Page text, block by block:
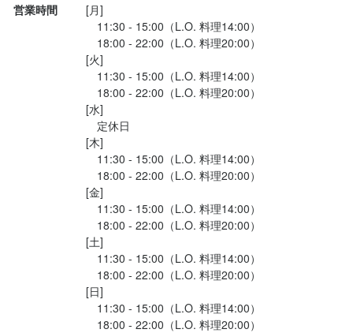
営業時間
[月]
11:30 - 15:00（L.O. 料理14:00）
18:00 - 22:00（L.O. 料理20:00）
[火]
11:30 - 15:00（L.O. 料理14:00）
18:00 - 22:00（L.O. 料理20:00）
[水]
定休日
[木]
11:30 - 15:00（L.O. 料理14:00）
18:00 - 22:00（L.O. 料理20:00）
[金]
11:30 - 15:00（L.O. 料理14:00）
18:00 - 22:00（L.O. 料理20:00）
[土]
11:30 - 15:00（L.O. 料理14:00）
18:00 - 22:00（L.O. 料理20:00）
[日]
11:30 - 15:00（L.O. 料理14:00）
18:00 - 22:00（L.O. 料理20:00）